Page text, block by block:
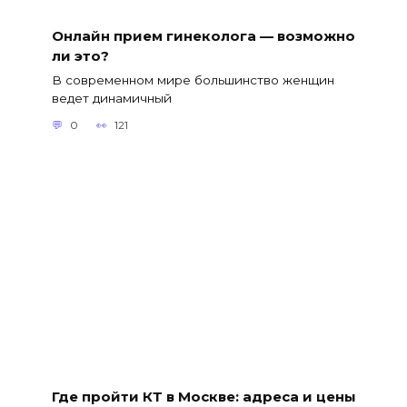
Онлайн прием гинеколога — возможно
ли это?
В современном мире большинство женщин
ведет динамичный
0 121
Где пройти КТ в Москве: адреса и цены